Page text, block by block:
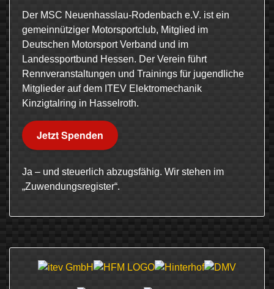
Der MSC Neuenhasslau-Rodenbach e.V. ist ein
gemeinnütziger Motorsportclub, Mitglied im
Deutschen Motorsport Verband und im
Landessportbund Hessen. Der Verein führt
Rennveranstaltungen und Trainings für jugendliche
Mitglieder auf dem ITEV Elektromechanik
Kinzigtalring in Hasselroth.
Jetzt Spenden
Ja – und steuerlich abzugsfähig. Wir stehen im
„Zuwendungsregister“.